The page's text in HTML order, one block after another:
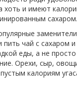
хоть и имеют
сахаром.
пить чай с сахаром
еды, а не
Орехи, сыр,
калориям